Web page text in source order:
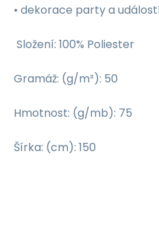
• dekorace party a
Složení: 100% Poliester
Gramáž: (g/m²): 50
Hmotnost: (g/mb): 75
Šírka: (cm): 150